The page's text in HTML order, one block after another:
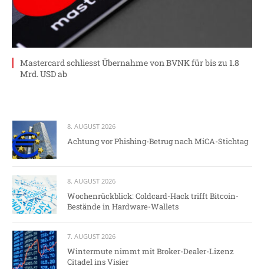
Mastercard schliesst Übernahme von BVNK für bis zu 1.8
Mrd. USD ab
8. AUGUST 2026
Achtung vor Phishing-Betrug nach MiCA-Stichtag
8. AUGUST 2026
Wochenrückblick: Coldcard-Hack trifft Bitcoin-
Bestände in Hardware-Wallets
7. AUGUST 2026
Wintermute nimmt mit Broker-Dealer-Lizenz
Citadel ins Visier